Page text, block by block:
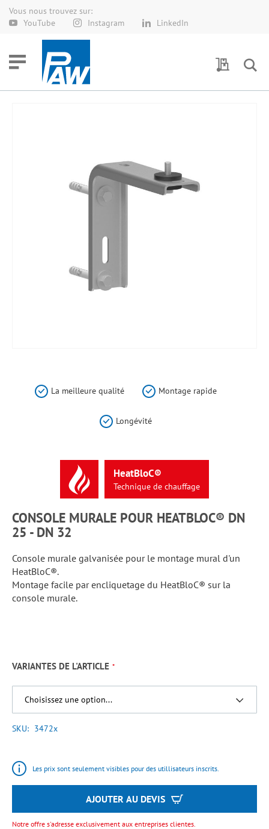
Vous nous trouvez sur:
YouTube
Instagram LinkedIn
Allez
Demande
La meilleure qualité Montage rapide
Longévité
HeatBloC®
Technique de chauffage
CONSOLE MURALE POUR HEATBLOC® DN
25 - DN 32
Console murale galvanisée pour le montage mural d'un
HeatBloC®.
Montage facile par encliquetage du HeatBloC® sur la
console murale.
VARIANTES DE L'ARTICLE
SKU 3472x
Les prix sont seulement visibles pour des utillisateurs inscrits.
AJOUTER AU DEVIS
Notre offre s'adresse exclusivement aux entreprises clientes.